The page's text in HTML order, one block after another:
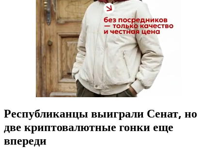
Республиканцы выиграли Сенат, но
две криптовалютные гонки еще
впереди